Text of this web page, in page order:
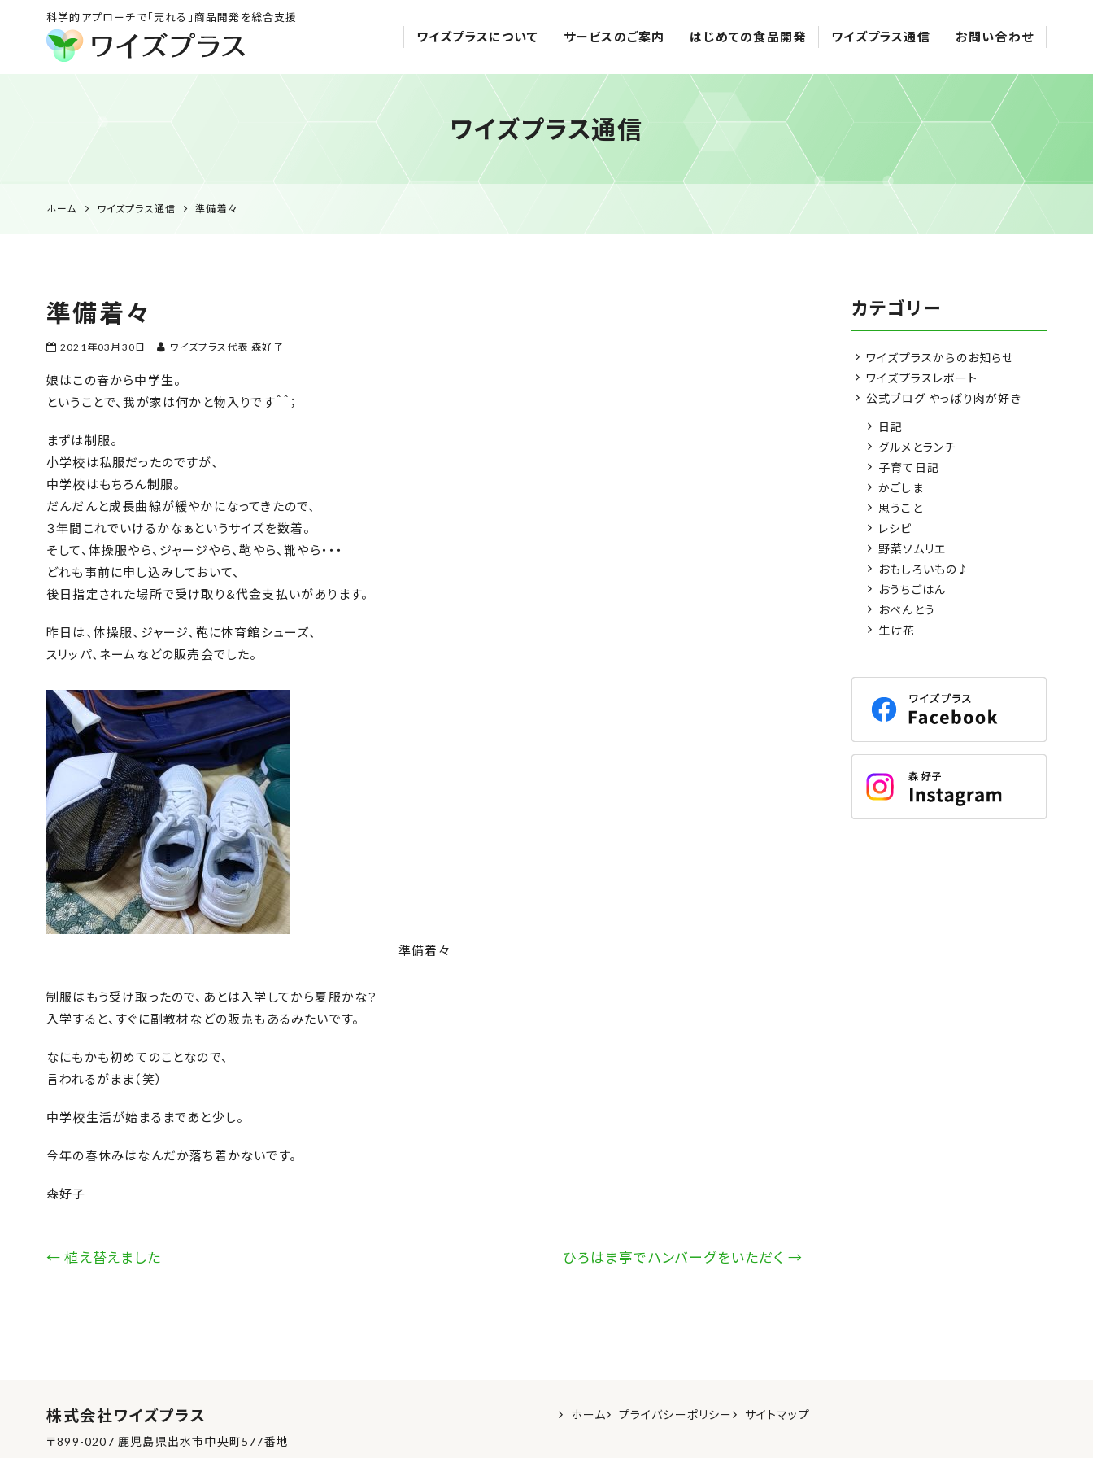
科学的アプローチで「売れる」商品開発を総合支援
HACCP衛生管理・食
品表示の専門コンサル
ワイズプラスについて サービスのご案内 はじめての食品開発 ワイズプラス通信 お問い合わせ
ワイズプラス通信
ホーム ワイズプラス通信 準備着々
準備着々
2021年03月30日 ワイズプラス代表 森好子
娘はこの春から中学生。
ということで、我が家は何かと物入りです＾＾；
まずは制服。
小学校は私服だったのですが、
中学校はもちろん制服。
だんだんと成長曲線が緩やかになってきたので、
３年間これでいけるかなぁというサイズを数着。
そして、体操服やら、ジャージやら、鞄やら、靴やら・・・
どれも事前に申し込みしておいて、
後日指定された場所で受け取り＆代金支払いがあります。
昨日は、体操服、ジャージ、鞄に体育館シューズ、
スリッパ、ネームなどの販売会でした。
準備着々
制服はもう受け取ったので、あとは入学してから夏服かな？
入学すると、すぐに副教材などの販売もあるみたいです。
なにもかも初めてのことなので、
言われるがまま（笑）
中学校生活が始まるまであと少し。
今年の春休みはなんだか落ち着かないです。
森好子
← 植え替えました ひろはま亭でハンバーグをいただく →
カテゴリー
ワイズプラスからのお知らせ
ワイズプラスレポート
公式ブログ やっぱり肉が好き
日記
グルメとランチ
子育て日記
かごしま
思うこと
レシピ
野菜ソムリエ
おもしろいもの♪
おうちごはん
おべんとう
生け花
株式会社ワイズプラス
〒899-0207 鹿児島県出水市中央町577番地
ホーム プライバシーポリシー サイトマップ